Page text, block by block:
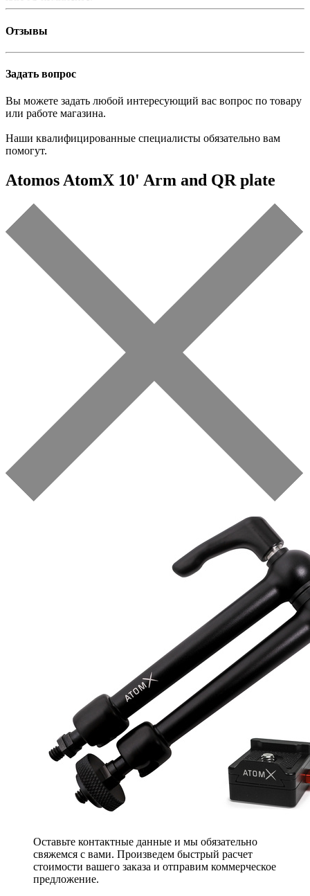
Отзывы
Задать вопрос
Вы можете задать любой интересующий вас вопрос по товару
или работе магазина.
Наши квалифицированные специалисты обязательно вам
помогут.
Atomos AtomX 10' Arm and QR plate
Оставьте контактные данные и мы обязательно
свяжемся с вами. Произведем быстрый расчет
стоимости вашего заказа и отправим коммерческое
предложение.